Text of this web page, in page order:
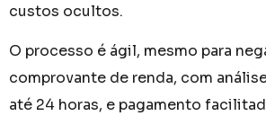
custos ocultos.
O processo é ágil, mesmo para
comprovante de renda, com
até 24 horas, e pagamento